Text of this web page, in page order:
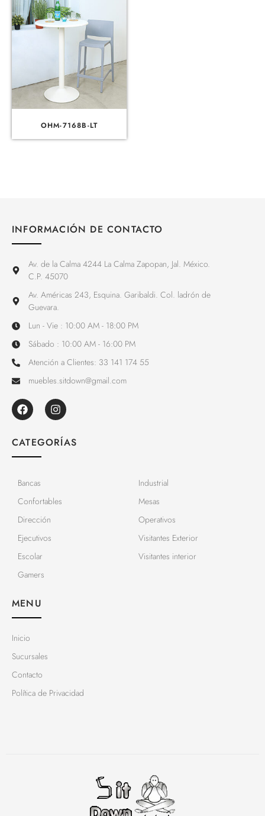
OHM-7168B-LT
INFORMACIÓN DE CONTACTO
Av. de la Calma 4244 La Calma Zapopan, Jal. México.
C.P. 45070
Av. Américas 243, Esquina. Garibaldi. Col. ladrón de
Guevara.
Lun - Vie : 10:00 AM - 18:00 PM
Sábado : 10:00 AM - 16:00 PM
Atención a Clientes: 33 141 174 55
muebles.sitdown@gmail.com
CATEGORÍAS
Bancas
Confortables
Dirección
Ejecutivos
Escolar
Gamers
Industrial
Mesas
Operativos
Visitantes Exterior
Visitantes interior
MENU
Inicio
Sucursales
Contacto
Política de Privacidad